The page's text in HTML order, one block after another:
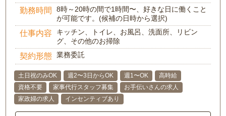
勤務時間
8時～20時の間で1時間〜、好きな日に働くこと
が可能です。(候補の日時から選択)
仕事内容
キッチン、トイレ、お風呂、洗面所、リビン
グ、その他のお掃除
契約形態 業務委託
土日祝のみOK 週2〜3日からOK 週1〜OK
高時給
資格不要
家事代行スタッフ募集
お手伝いさんの求人
家政婦の求人
インセンティブあり